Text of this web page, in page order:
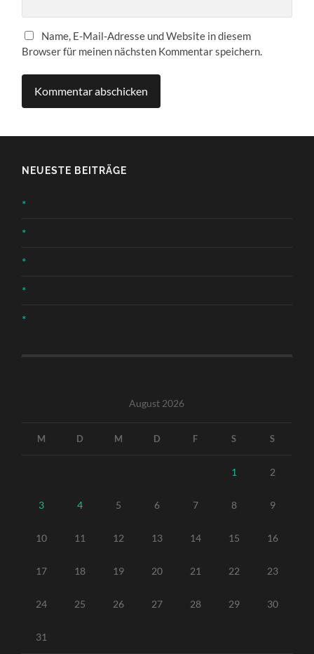
Name, E-Mail-Adresse und Website in diesem
Browser für meinen nächsten Kommentar speichern.
NEUESTE BEITRÄGE
*
*
*
*
*
August 2026
M D M D F S S
1 2
3 4 5 6 7 8 9
10 11 12 13 14 15 16
17 18 19 20 21 22 23
24 25 26 27 28 29 30
31